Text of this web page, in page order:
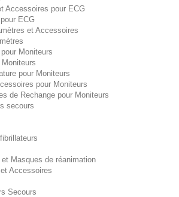
Accessoires pour ECG
ECG
et Accessoires
Moniteurs
pour Moniteurs
pour Moniteurs
de Rechange pour Moniteurs
secours
Masques de réanimation
Accessoires
Secours